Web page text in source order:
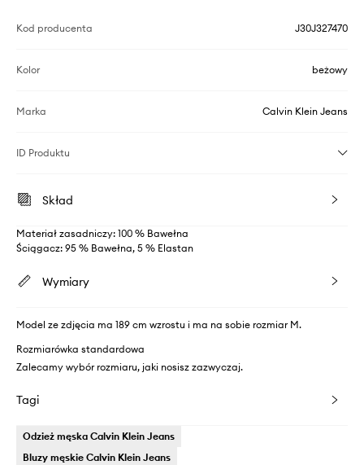
Kod producenta J30J327470
Kolor beżowy
Marka Calvin Klein Jeans
ID Produktu
Skład
Materiał zasadniczy: 100 % Bawełna
Ściągacz: 95 % Bawełna, 5 % Elastan
Wymiary
Model ze zdjęcia ma 189 cm wzrostu i ma na sobie rozmiar M.
Rozmiarówka standardowa
Zalecamy wybór rozmiaru, jaki nosisz zazwyczaj.
Tagi
Odzież męska Calvin Klein Jeans
Bluzy męskie Calvin Klein Jeans